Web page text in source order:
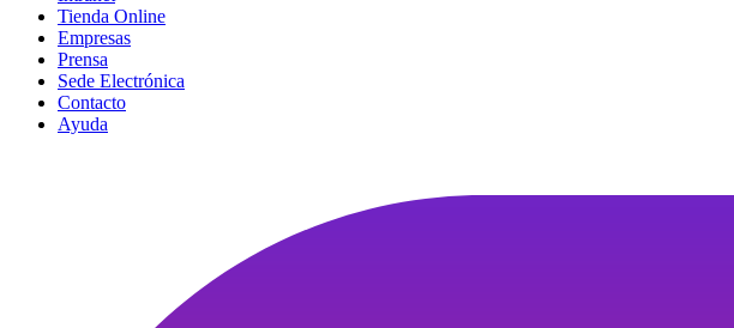
Tienda Online
Empresas
Prensa
Sede Electrónica
Contacto
Ayuda